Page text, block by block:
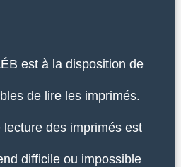
est à la disposition de
de lire les imprimés.
des imprimés est
difficile ou impossible